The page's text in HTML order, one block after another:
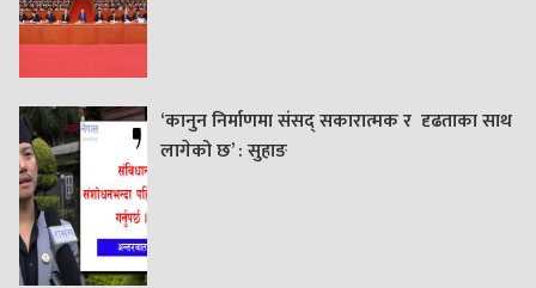
‘कानुन निर्माणमा संसद् सकारात्मक र दृढताका साथ
लागेको छ’ : सुहाङ